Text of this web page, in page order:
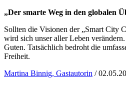
„Der smarte Weg in den globalen
Sollten die Visionen der „Smart City
wird sich unser aller Leben
Guten. Tatsächlich bedroht die
Freiheit.
Martina Binnig, Gastautorin /